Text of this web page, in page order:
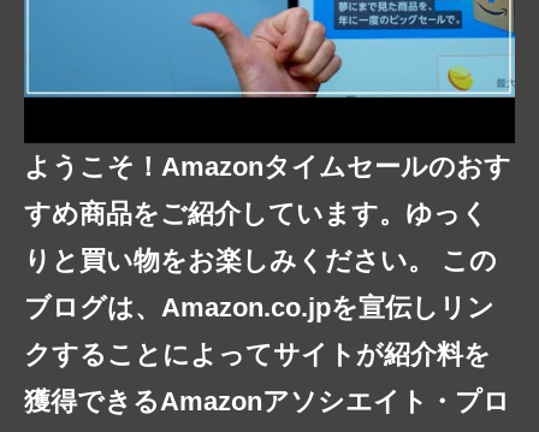
ようこそ！Amazonタイムセールのおす
すめ商品をご紹介しています。ゆっく
りと買い物をお楽しみください。 この
ブログは、Amazon.co.jpを宣伝しリン
クすることによってサイトが紹介料を
獲得できるAmazonアソシエイト・プロ